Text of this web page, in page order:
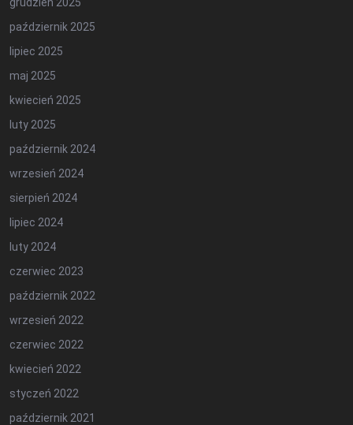
październik 2025
lipiec 2025
maj 2025
kwiecień 2025
luty 2025
październik 2024
wrzesień 2024
sierpień 2024
lipiec 2024
luty 2024
czerwiec 2023
październik 2022
wrzesień 2022
czerwiec 2022
kwiecień 2022
styczeń 2022
październik 2021